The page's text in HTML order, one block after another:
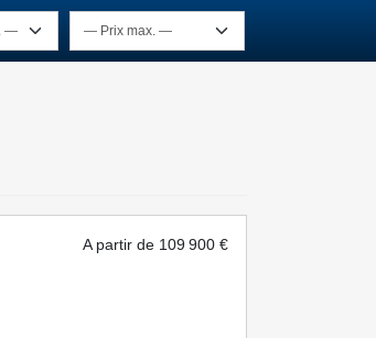
A partir de 109 900 €